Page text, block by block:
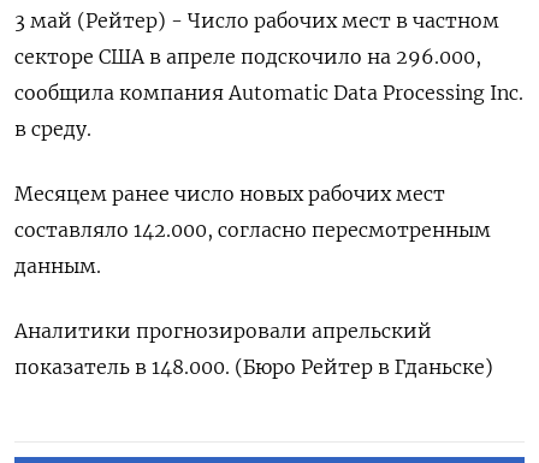
3 май (Рейтер) - Число рабочих мест в частном
секторе США в апреле подскочило на 296.000,
сообщила компания Automatic Data Processing Inc.
в среду.
Месяцем ранее число новых рабочих мест
составляло 142.000, согласно пересмотренным
данным.
Аналитики прогнозировали апрельский
показатель в 148.000. (Бюро Рейтер в Гданьске)